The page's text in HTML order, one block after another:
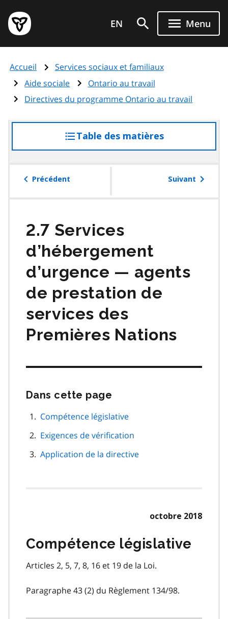
au
contenu
principal
Page
d'accueil
de
l'Ontario
EN Menu
Accueil
Services sociaux et familiaux
Aide sociale
Ontario au travail
Directives du programme Ontario au travail
Table des matières
à
table
Précédent Suivant
2.7 Services
d’hébergement
d’urgence — agents
de prestation de
services des
Premières Nations
Dans cette page
navigation
page
Compétence législative
Exigences de vérification
Application de la directive
octobre 2018
Compétence législative
Articles 2, 5, 7, 8, 16 et 19 de la Loi.
Paragraphe 43 (2) du Règlement 134/98.